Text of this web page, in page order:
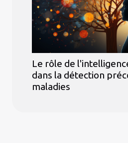
Le rôle de
dans la détection
maladies